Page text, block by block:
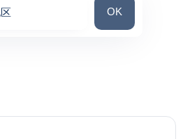
搜索国家/地区
OK